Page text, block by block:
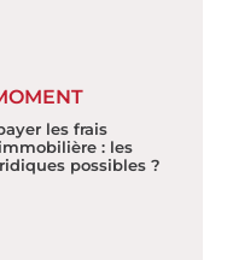
les frais
: les
possibles ?